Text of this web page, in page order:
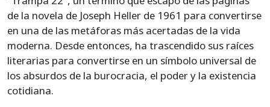
de la novela de Joseph Heller de 1961 para convertirse
en una de las metáforas más acertadas de la vida
moderna. Desde entonces, ha trascendido sus raíces
literarias para convertirse en un símbolo universal de
los absurdos de la burocracia, el poder y la existencia
cotidiana.